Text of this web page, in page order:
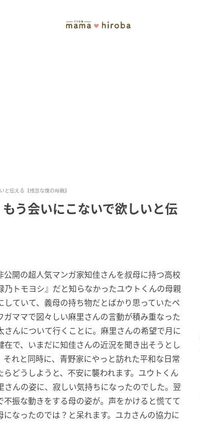
と伝える【残念な僕の母親】
う会いにこないで欲しいと伝
開の超人気マンガ家知佳さんを叔母に持つ高校
トモヨシ』だと知らなかったユウトくんの母親
ていて、義母の持ち物だとばかり思っていたペ
ママで図々しい麻里さんの言動が積み重なった
んについて行くことに。麻里さんの希望で月に
で、いまだに知佳さんの近況を聞き出そうとし
れと同時に、青野家にやっと訪れた平和な日常
どうしようと、不安に襲われます。ユウトくん
んの姿に、寂しい気持ちになったのでした。翌
振な動きをする母の姿が。声をかけると慌てて
なったのでは？と呆れます。ユカさんの協力に